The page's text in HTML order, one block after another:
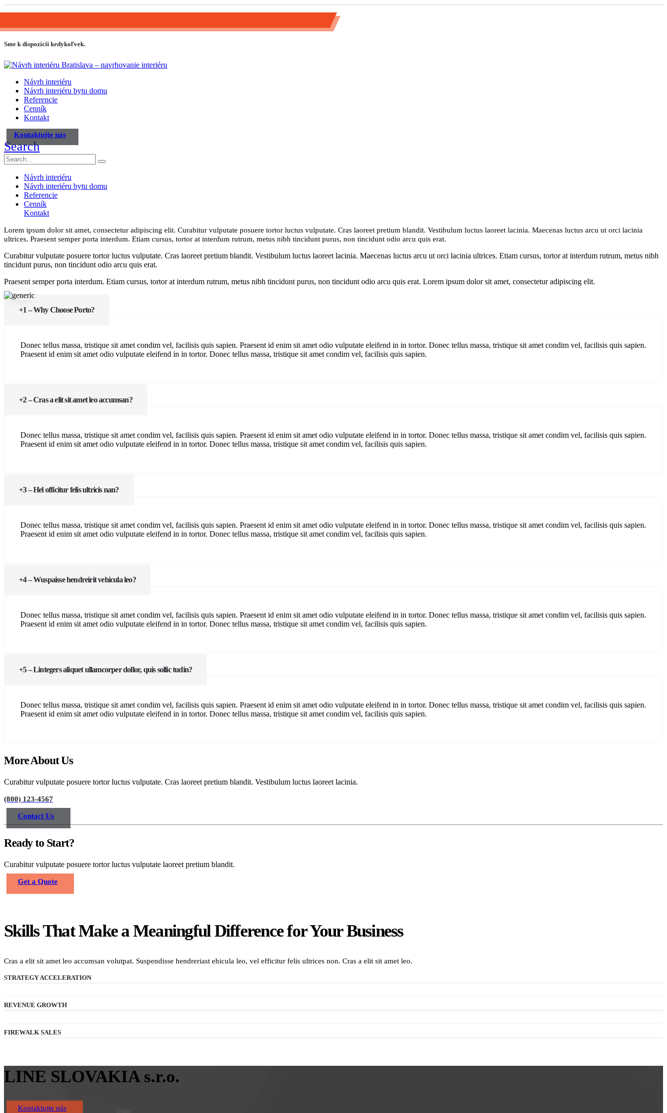
Sme k dispozícii kedykoľvek.
Návrh interiéru
Návrh interiéru bytu domu
Referencie
Cenník
Kontakt
Kontaktujte nás
Search
Návrh interiéru
Návrh interiéru bytu domu
Referencie
Cenník
Kontakt
Lorem ipsum dolor sit amet, consectetur adipiscing elit. Curabitur vulputate posuere tortor luctus vulputate. Cras laoreet pretium blandit. Vestibulum luctus laoreet lacinia. Maecenas luctus arcu ut orci lacinia
ultrices. Praesent semper porta interdum. Etiam cursus, tortor at interdum rutrum, metus nibh tincidunt purus, non tincidunt odio arcu quis erat.
Curabitur vulputate posuere tortor luctus vulputate. Cras laoreet pretium blandit. Vestibulum luctus laoreet lacinia. Maecenas luctus arcu ut orci lacinia ultrices. Etiam cursus, tortor at interdum rutrum, metus nibh
tincidunt purus, non tincidunt odio arcu quis erat.
Praesent semper porta interdum. Etiam cursus, tortor at interdum rutrum, metus nibh tincidunt purus, non tincidunt odio arcu quis erat. Lorem ipsum dolor sit amet, consectetur adipiscing elit.
1 – Why Choose Porto?
Donec tellus massa, tristique sit amet condim vel, facilisis quis sapien. Praesent id enim sit amet odio vulputate eleifend in in tortor. Donec tellus massa, tristique sit amet condim vel, facilisis quis sapien.
Praesent id enim sit amet odio vulputate eleifend in in tortor. Donec tellus massa, tristique sit amet condim vel, facilisis quis sapien.
2 – Cras a elit sit amet leo accumsan?
Donec tellus massa, tristique sit amet condim vel, facilisis quis sapien. Praesent id enim sit amet odio vulputate eleifend in in tortor. Donec tellus massa, tristique sit amet condim vel, facilisis quis sapien.
Praesent id enim sit amet odio vulputate eleifend in in tortor. Donec tellus massa, tristique sit amet condim vel, facilisis quis sapien.
3 – Hel officitur felis ultricis nan?
Donec tellus massa, tristique sit amet condim vel, facilisis quis sapien. Praesent id enim sit amet odio vulputate eleifend in in tortor. Donec tellus massa, tristique sit amet condim vel, facilisis quis sapien.
Praesent id enim sit amet odio vulputate eleifend in in tortor. Donec tellus massa, tristique sit amet condim vel, facilisis quis sapien.
4 – Wuspaisse hendreirit vehicula leo?
Donec tellus massa, tristique sit amet condim vel, facilisis quis sapien. Praesent id enim sit amet odio vulputate eleifend in in tortor. Donec tellus massa, tristique sit amet condim vel, facilisis quis sapien.
Praesent id enim sit amet odio vulputate eleifend in in tortor. Donec tellus massa, tristique sit amet condim vel, facilisis quis sapien.
5 – Lintegers aliquet ullamcorper dollor, quis sollic tudin?
Donec tellus massa, tristique sit amet condim vel, facilisis quis sapien. Praesent id enim sit amet odio vulputate eleifend in in tortor. Donec tellus massa, tristique sit amet condim vel, facilisis quis sapien.
Praesent id enim sit amet odio vulputate eleifend in in tortor. Donec tellus massa, tristique sit amet condim vel, facilisis quis sapien.
More About Us
Curabitur vulputate posuere tortor luctus vulputate. Cras laoreet pretium blandit. Vestibulum luctus laoreet lacinia.
(800) 123-4567
Contact Us
Ready to Start?
Curabitur vulputate posuere tortor luctus vulputate laoreet pretium blandit.
Get a Quote
Skills That Make a Meaningful Difference for Your Business
Cras a elit sit amet leo accumsan volutpat. Suspendisse hendreriast ehicula leo, vel efficitur felis ultrices non. Cras a elit sit amet leo.
STRATEGY ACCELERATION
REVENUE GROWTH
FIREWALK SALES
LINE SLOVAKIA s.r.o.
Kontaktujte nás